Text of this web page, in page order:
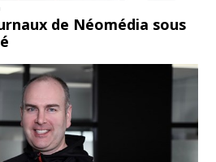
de Néomédia sous